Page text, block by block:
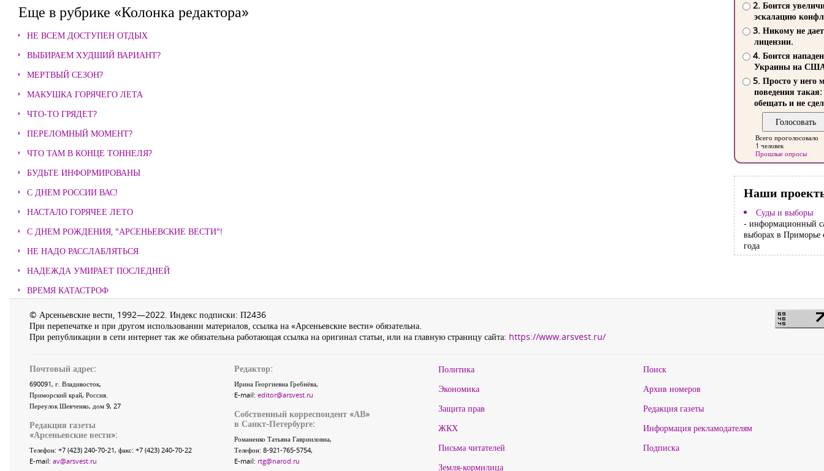
Еще в рубрике «Колонка редактора»
НЕ ВСЕМ ДОСТУПЕН ОТДЫХ
ВЫБИРАЕМ ХУДШИЙ ВАРИАНТ?
МЕРТВЫЙ СЕЗОН?
МАКУШКА ГОРЯЧЕГО ЛЕТА
ЧТО-ТО ГРЯДЕТ?
ПЕРЕЛОМНЫЙ МОМЕНТ?
ЧТО ТАМ В КОНЦЕ ТОННЕЛЯ?
БУДЬТЕ ИНФОРМИРОВАНЫ
С ДНЕМ РОССИИ ВАС!
НАСТАЛО ГОРЯЧЕЕ ЛЕТО
С ДНЕМ РОЖДЕНИЯ, "АРСЕНЬЕВСКИЕ ВЕСТИ"!
НЕ НАДО РАССЛАБЛЯТЬСЯ
НАДЕЖДА УМИРАЕТ ПОСЛЕДНЕЙ
ВРЕМЯ КАТАСТРОФ
2. Боится
эскалацию
3. Никому не
лицензии.
4. Боится
Украины на
5. Просто у него
поведения такая:
обещать и не
Всего проголосовало
1 человек
Прошлые опросы
Наши
Суды и выборы
- информационный
выборах в Приморье
года
© Арсеньевские вести, 1992—2022. Индекс подписки: П2436
При перепечатке и при другом использовании материалов, ссылка на «Арсеньевские вести» обязательна.
При републикации в сети интернет так же обязательна работающая ссылка на оригинал статьи, или на главную страницу сайта: https://www.arsvest.ru/
Почтовый адрес:
690091, г. Владивосток,
Приморский край, Россия
Переулок Шевченко, дом 9, 27
Редакция газеты
«Арсеньевские вести»:
Телефон: +7 (423) 240-70-21, факс: +7 (423) 240-70-22
E-mail: av@arsvest.ru
Редактор:
Ирина Георгиевна Гребнёва,
E-mail: editor@arsvest.ru
Собственный корреспондент «АВ»
в Санкт-Петербурге:
Романенко Татьяна Гаврииловна,
Телефон: 8-921-765-5754,
E-mail: rtg@narod.ru
Политика
Экономика
Защита прав
ЖКХ
Письма читателей
Земля-кормилица
Поиск
Архив номеров
Редакция газеты
Информация рекламодателям
Подписка